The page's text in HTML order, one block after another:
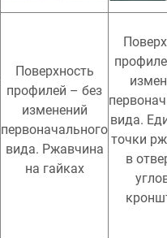
Поверхность
профилей – без
изменений
первоначального
вида. Ржавчина
на гайках
вида.
точки
в